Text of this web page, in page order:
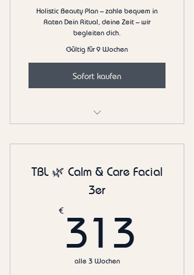
Holistic Beauty Plan – zahle bequem in
Raten Dein Ritual, deine Zeit – wir
begleiten dich.
Gültig für 9 Wochen
Sofort kaufen
3er
TBL 🌿 Calm & Care Facial
3er
€ 313
alle 3 Wochen